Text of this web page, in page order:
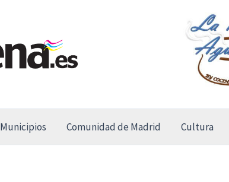
Municipios Comunidad de Madrid Cultura